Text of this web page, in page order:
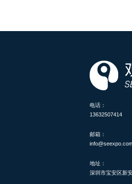
电话：
13632507414
邮箱：
地址：
深圳市宝安区新